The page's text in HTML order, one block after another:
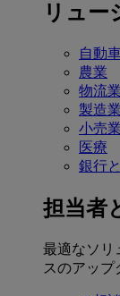
リュー
自動
農業
物流業
製造業
小売業
医療
銀行
担当者
最適なソリ
スのアップ